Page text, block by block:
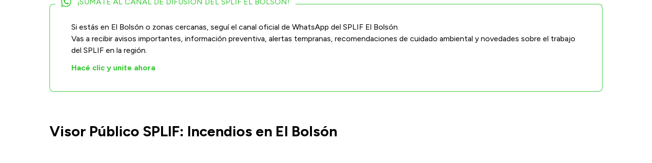
Si estás en El Bolsón o zonas cercanas, seguí el canal oficial de WhatsApp del SPLIF El Bolsón.
Vas a recibir avisos importantes, información preventiva, alertas tempranas, recomendaciones de cuidado ambiental y novedades sobre el trabajo
del SPLIF en la región.
Hacé clic y unite ahora
Visor Público SPLIF: Incendios en El Bolsón